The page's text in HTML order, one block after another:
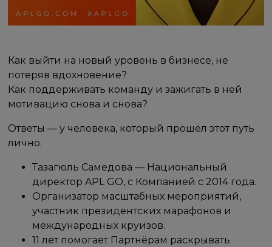
Как выйти на новый уровень в бизнесе, не
потеряв вдохновение?
Как поддерживать команду и зажигать в ней
мотивацию снова и снова?
Ответы — у человека, который прошёл этот путь
лично.
Тазагюль Самедова — Национальный
директор APL GO, с Компанией с 2014 года.
Организатор масштабных мероприятий,
участник президентских марафонов и
международных круизов.
11 лет помогает Партнёрам раскрывать